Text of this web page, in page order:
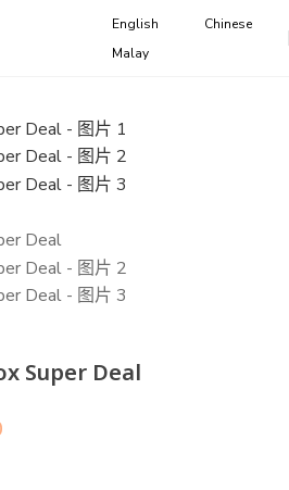
English
Chinese
Malay
Super Deal